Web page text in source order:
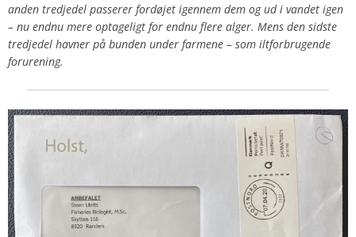
anden tredjedel passerer fordøjet igennem dem og ud i vandet igen
– nu endnu mere optageligt for endnu flere alger. Mens den sidste
tredjedel havner på bunden under farmene – som iltforbrugende
forurening.